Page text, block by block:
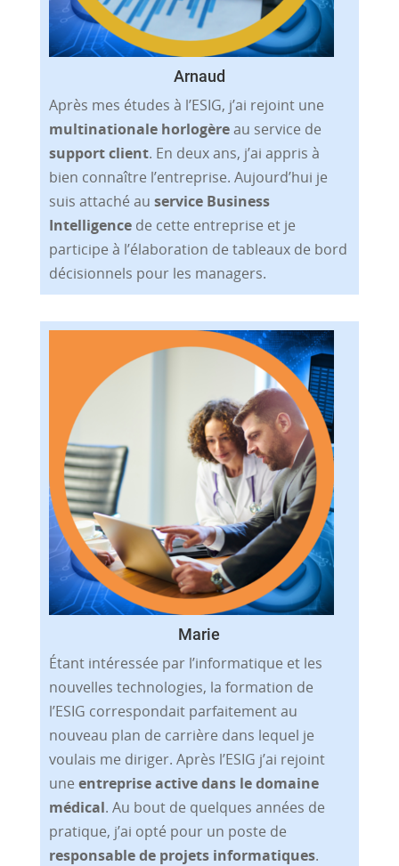
Arnaud
Après mes études à l’ESIG, j’ai rejoint une
multinationale horlogèreau service de
support client. En deux ans, j’ai appris à
bien connaître l’entreprise. Aujourd’hui je
suis attaché au service Business
Intelligencede cette entreprise et je
participe à l’élaboration de tableaux de bord
décisionnels pour les managers.
Marie
Étant intéressée par l’informatique et les
nouvelles technologies, la formation de
l’ESIG correspondait parfaitement au
nouveau plan de carrière dans lequel je
voulais me diriger. Après l’ESIG j’ai rejoint
une entreprise active dans le domaine
médical. Au bout de quelques années de
pratique, j’ai opté pour un poste de
responsable de projets informatiques.